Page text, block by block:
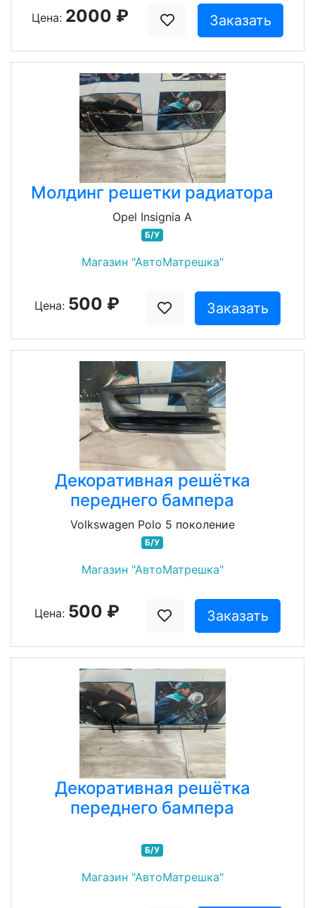
Цена: 2000 ₽ Заказать
Молдинг решетки радиатора
Opel Insignia A
Б/У
Магазин "АвтоМатрешка"
Цена: 500 ₽ Заказать
Декоративная решётка
переднего бампера
Volkswagen Polo 5 поколение
Б/У
Магазин "АвтоМатрешка"
Цена: 500 ₽ Заказать
Декоративная решётка
переднего бампера
Б/У
Магазин "АвтоМатрешка"